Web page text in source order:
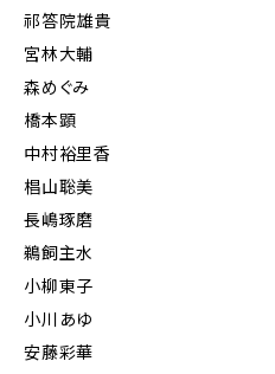
祁答院雄貴
宮林大輔
森めぐみ
橋本顕
中村裕里香
椙山聡美
長嶋琢磨
鵜飼主水
小柳東子
小川あゆ
安藤彩華